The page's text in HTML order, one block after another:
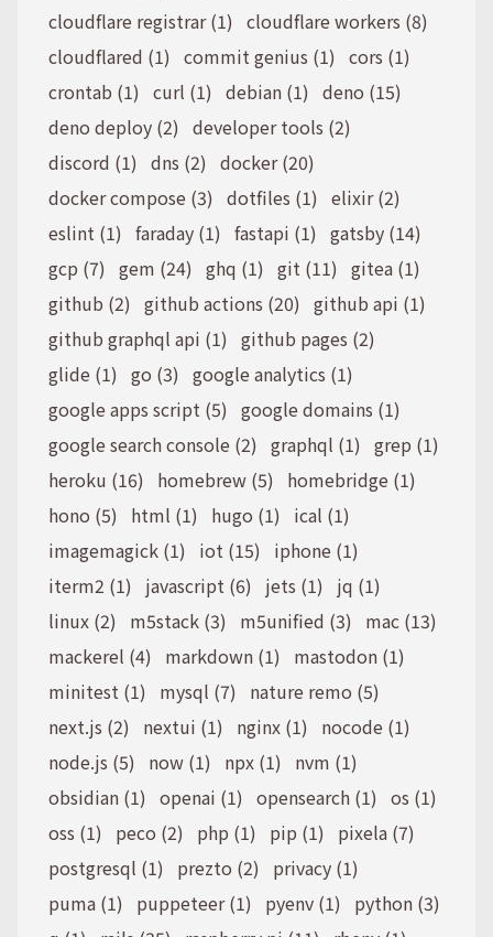
cloudflare registrar (1) cloudflare workers (8)
cloudflared (1) commit genius (1) cors (1)
crontab (1) curl (1) debian (1) deno (15)
deno deploy (2) developer tools (2)
discord (1) dns (2) docker (20)
docker compose (3) dotfiles (1) elixir (2)
eslint (1) faraday (1) fastapi (1) gatsby (14)
gcp (7) gem (24) ghq (1) git (11) gitea (1)
github (2) github actions (20) github api (1)
github graphql api (1) github pages (2)
glide (1) go (3) google analytics (1)
google apps script (5) google domains (1)
google search console (2) graphql (1) grep (1)
heroku (16)
homebrew (5)
homebridge (1)
hono (5)
html (1) hugo (1)
ical (1)
imagemagick (1)
iot (15)
iphone (1)
iterm2 (1)
javascript (6) jets (1)
jq (1)
linux (2)
m5stack (3) m5unified (3)
mac (13)
mackerel (4)
markdown (1)
mastodon (1)
minitest (1)
mysql (7)
nature remo (5)
next.js (2)
nextui (1) nginx (1)
nocode (1)
node.js (5)
now (1) npx (1)
nvm (1)
obsidian (1) openai (1) opensearch (1) os (1)
oss (1)
peco (2) php (1) pip (1)
pixela (7)
postgresql (1)
prezto (2)
privacy (1)
puma (1)
puppeteer (1) pyenv (1)
python (3)